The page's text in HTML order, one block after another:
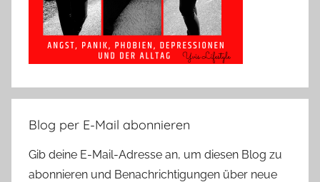
Blog per E-Mail abonnieren
Gib deine E-Mail-Adresse an, um diesen Blog zu
abonnieren und Benachrichtigungen über neue